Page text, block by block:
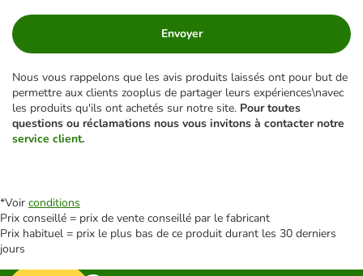
Envoyer
Nous vous rappelons que les avis produits laissés ont pour but de
permettre aux clients zooplus de partager leurs expériences\navec
les produits qu'ils ont achetés sur notre site. Pour toutes
questions ou réclamations nous vous invitons à contacter notre
service client.
*Voir conditions
Prix conseillé = prix de vente conseillé par le fabricant
Prix habituel = prix le plus bas de ce produit durant les 30 derniers
jours